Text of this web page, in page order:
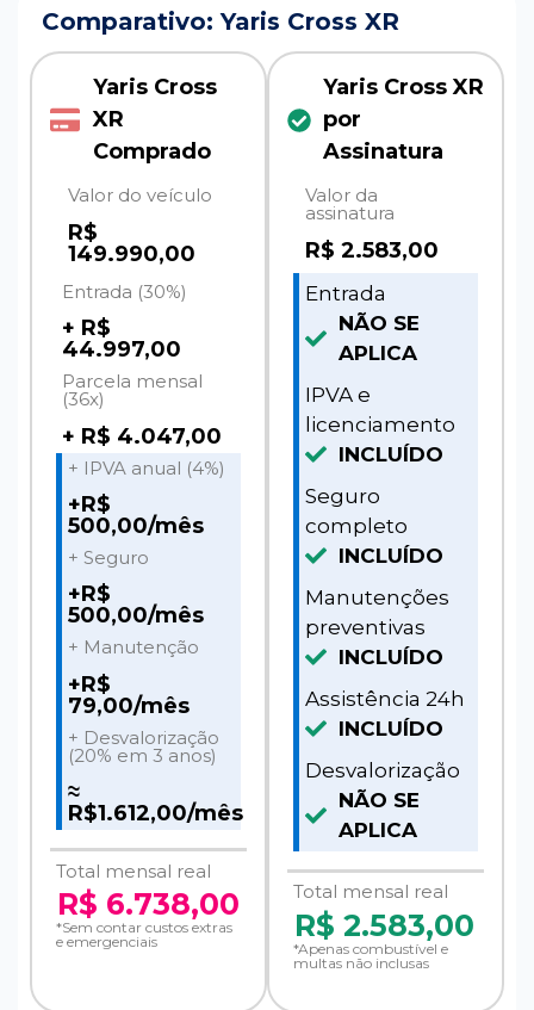
Comparativo: Yaris Cross XR
Yaris Cross
XR
Comprado
Valor do veículo
R$
149.990,00
Entrada (30%)
+ R$
44.997,00
Parcela mensal
(36x)
+ R$ 4.047,00
+ IPVA anual (4%)
+R$
500,00/mês
+ Seguro
+R$
500,00/mês
+ Manutenção
+R$
79,00/mês
+ Desvalorização
(20% em 3 anos)
≈
R$1.612,00/mês
Total mensal real
R$ 6.738,00
*Sem contar custos extras
e emergenciais
Yaris Cross XR
por
Assinatura
Valor da
assinatura
R$ 2.583,00
Entrada
NÃO SE
APLICA
IPVA e
licenciamento
INCLUÍDO
Seguro
completo
INCLUÍDO
Manutenções
preventivas
INCLUÍDO
Assistência 24h
INCLUÍDO
Desvalorização
NÃO SE
APLICA
Total mensal real
R$ 2.583,00
*Apenas combustível e
multas não inclusas